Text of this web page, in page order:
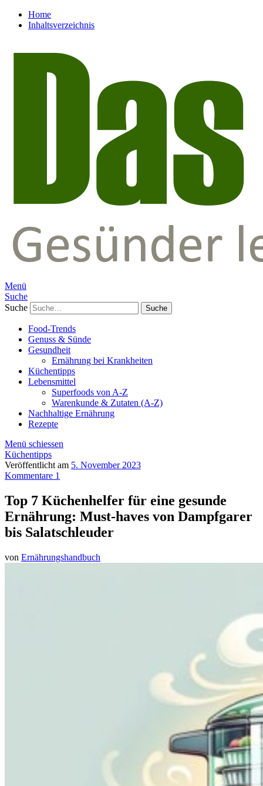
Home
Inhaltsverzeichnis
Menü
Suche
Suche
Food-Trends
Genuss & Sünde
Gesundheit
Ernährung bei Krankheiten
Küchentipps
Lebensmittel
Superfoods von A-Z
Warenkunde & Zutaten (A-Z)
Nachhaltige Ernährung
Rezepte
Menü schiessen
Küchentipps
Veröffentlicht am 5. November 2023
Kommentare 1
Top 7 Küchenhelfer für eine gesunde
Ernährung: Must-haves von Dampfgarer
bis Salatschleuder
von Ernährungshandbuch